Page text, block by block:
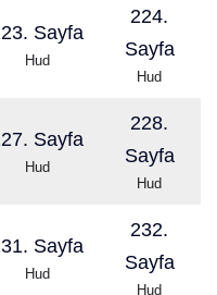
Sayfa
Hud
224.
Sayfa
Hud
Sayfa
Hud
228.
Sayfa
Hud
Sayfa
Hud
232.
Sayfa
Hud